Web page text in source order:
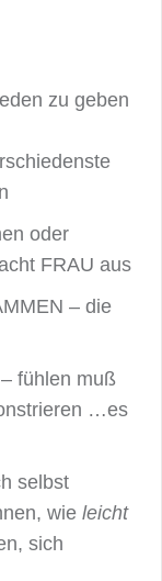
zu geben
oder
FRAU aus
– die
fühlen muß
…es
selbst
wie leicht
sich